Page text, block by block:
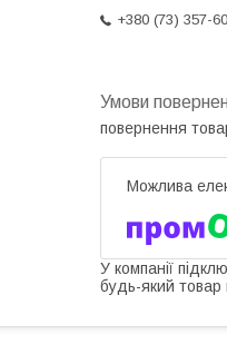
+380 (73) 357-
повернення
У компанії
будь-який